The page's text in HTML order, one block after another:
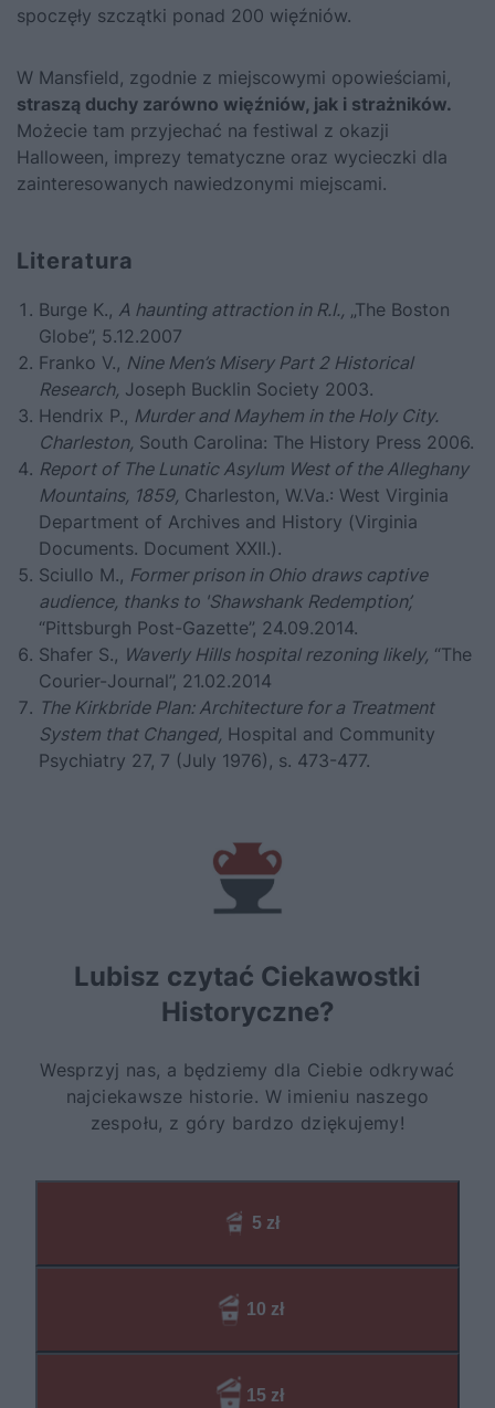
spoczęły szczątki ponad 200 więźniów.
W Mansfield, zgodnie z miejscowymi opowieściami,
straszą duchy zarówno więźniów, jak i strażników.
Możecie tam przyjechać na festiwal z okazji
Halloween, imprezy tematyczne oraz wycieczki dla
zainteresowanych nawiedzonymi miejscami.
Literatura
Burge K., A haunting attraction in R.I., „The Boston
Globe”, 5.12.2007
Franko V., Nine Men’s Misery Part 2 Historical
Research, Joseph Bucklin Society 2003.
Hendrix P., Murder and Mayhem in the Holy City.
Charleston, South Carolina: The History Press 2006.
Report of The Lunatic Asylum West of the Alleghany
Mountains, 1859, Charleston, W.Va.: West Virginia
Department of Archives and History (Virginia
Documents. Document XXII.).
Sciullo M., Former prison in Ohio draws captive
audience, thanks to 'Shawshank Redemption’,
“Pittsburgh Post-Gazette”, 24.09.2014.
Shafer S., Waverly Hills hospital rezoning likely, “The
Courier-Journal”, 21.02.2014
The Kirkbride Plan: Architecture for a Treatment
System that Changed, Hospital and Community
Psychiatry 27, 7 (July 1976), s. 473-477.